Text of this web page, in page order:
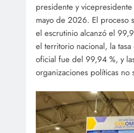
presidente y
mayo de 2026. El proceso
el escrutinio alcanzó el
el territorio nacional, la
oficial fue del 99,94 %, y
organizaciones políticas no